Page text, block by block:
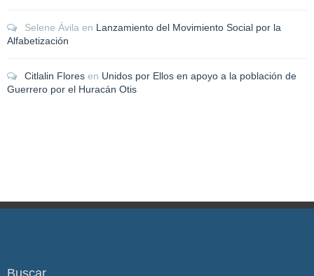
Selene Ávila en Lanzamiento del Movimiento Social por la
Alfabetización
Citlalin Flores en Unidos por Ellos en apoyo a la población de
Guerrero por el Huracán Otis
Buscar